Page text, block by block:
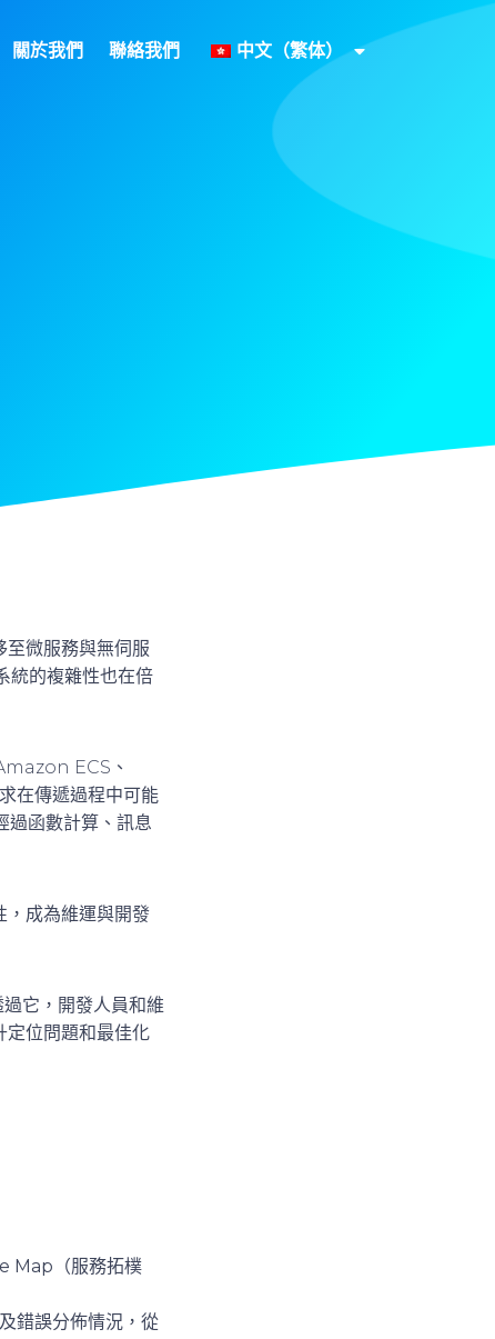
關於我們 聯絡我們 中文（繁体）
至微服務與無伺服
統的複雜性也在倍
ECS、
傳遞過程中可能
過函數計算、訊息
，成為維運與開發
它，開發人員和維
定位問題和最佳化
Map（服務拓樸
錯誤分佈情況，從